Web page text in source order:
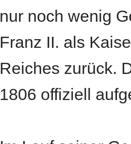
nur noch wenig
Franz II. als
Reiches zurück.
1806 offiziell